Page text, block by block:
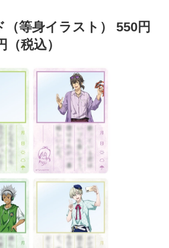
等身イラスト） 550円
税込）